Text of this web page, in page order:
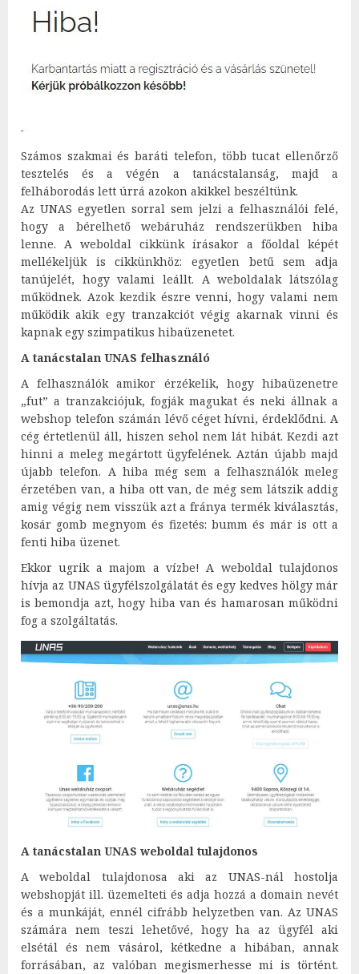
Számos szakmai és baráti telefon, több tucat ellenőrző
tesztelés és a végén a tanácstalanság, majd a
felháborodás lett úrrá azokon akikkel beszéltünk.
Az UNAS egyetlen sorral sem jelzi a felhasználói felé,
hogy a bérelhető webáruház rendszerükben hiba
lenne. A weboldal cikkünk írásakor a főoldal képét
mellékeljük is cikkünkhöz: egyetlen betű sem adja
tanújelét, hogy valami leállt. A weboldalak látszólag
működnek. Azok kezdik észre venni, hogy valami nem
működik akik egy tranzakciót végig akarnak vinni és
kapnak egy szimpatikus hibaüzenetet.
A tanácstalan UNAS felhasználó
A felhasználók amikor érzékelik, hogy hibaüzenetre
„fut” a tranzakciójuk, fogják magukat és neki állnak a
webshop telefon számán lévő céget hívni, érdeklődni. A
cég értetlenül áll, hiszen sehol nem lát hibát. Kezdi azt
hinni a meleg megártott ügyfelének. Aztán újabb majd
újabb telefon. A hiba még sem a felhasználók meleg
érzetében van, a hiba ott van, de még sem látszik addig
amig végig nem visszük azt a fránya termék kiválasztás,
kosár gomb megnyom és fizetés: bumm és már is ott a
fenti hiba üzenet.
Ekkor ugrik a majom a vízbe! A weboldal tulajdonos
hívja az UNAS ügyfélszolgálatát és egy kedves hölgy már
is bemondja azt, hogy hiba van és hamarosan működni
fog a szolgáltatás.
A tanácstalan UNAS weboldal tulajdonos
A weboldal tulajdonosa aki az UNAS-nál hostolja
webshopját ill. üzemelteti és adja hozzá a domain nevét
és a munkáját, ennél cifrább helyzetben van. Az UNAS
számára nem teszi lehetővé, hogy ha az ügyfél aki
elsétál és nem vásárol, kétkedne a hibában, annak
forrásában, az valóban megismerhesse mi is történt.